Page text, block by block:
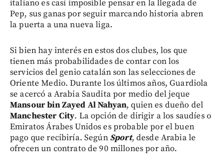
italiano es casi imposible pensar en la llegada de
Pep, sus ganas por seguir marcando historia abren
la puerta a una nueva liga.
Si bien hay interés en estos dos clubes, los que
tienen más probabilidades de contar con los
servicios del genio catalán son las selecciones de
Oriente Medio. Durante los últimos años, Guardiola
se acercó a Arabia Saudita por medio del jeque
Mansour bin Zayed Al Nahyan, quien es dueño del
Manchester City. La opción de dirigir a los saudíes o
Emiratos Árabes Unidos es probable por el buen
pago que recibiría. SegúnSport, desde Arabia le
ofrecen un contrato de 90 millones por año.